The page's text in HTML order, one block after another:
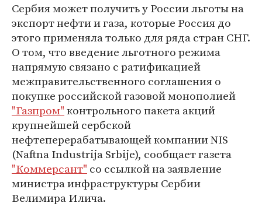
Сербия может получить у России льготы на
экспорт нефти и газа, которые Россия до
этого применяла только для ряда стран СНГ.
О том, что введение льготного режима
напрямую связано с ратификацией
межправительственного соглашения о
покупке российской газовой монополией
"Газпром"контрольного пакета акций
крупнейшей сербской
нефтеперерабатывающей компании NIS
(Naftna Industrija Srbije), сообщает газета
"Коммерсант" со ссылкой на заявление
министра инфраструктуры Сербии
Велимира Илича.